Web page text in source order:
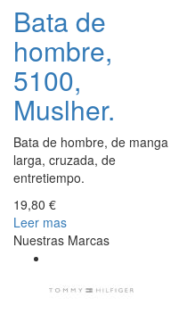
Bata de
hombre,
5100,
Muslher.
Bata de hombre, de manga
larga, cruzada, de
entretiempo.
19,80 €
Leer mas
Nuestras Marcas